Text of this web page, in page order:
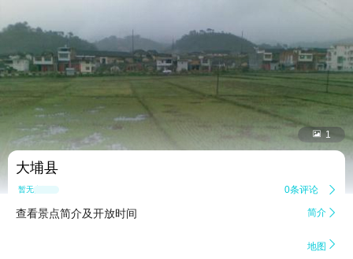
 1
大埔县
暂无点评 0条评论 
查看景点简介及开放时间 简介 
地图 
